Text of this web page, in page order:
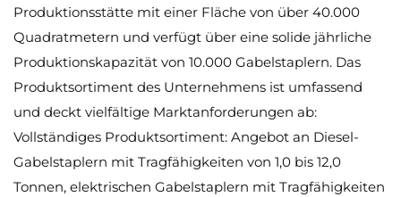
Produktionsstätte mit einer Fläche von über 40.000
Quadratmetern und verfügt über eine solide jährliche
Produktionskapazität von 10.000 Gabelstaplern. Das
Produktsortiment des Unternehmens ist umfassend
und deckt vielfältige Marktanforderungen ab:
Vollständiges Produktsortiment: Angebot an Diesel-
Gabelstaplern mit Tragfähigkeiten von 1,0 bis 12,0
Tonnen, elektrischen Gabelstaplern mit Tragfähigkeiten